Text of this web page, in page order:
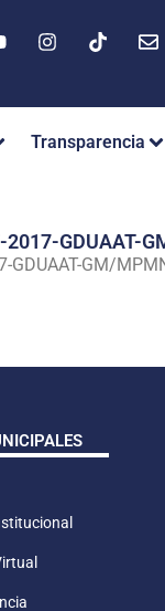
Transparencia
2017-GDUAAT-
GDUAAT-GM/